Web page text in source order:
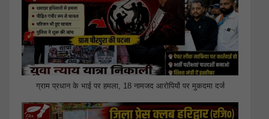
ग्राम प्रधान के भाई पर हमला, 18 नामजद आरोपियों पर मुकदमा दर्ज